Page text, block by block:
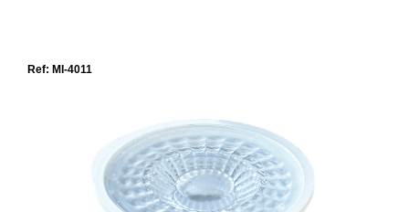
Ref: MI-4011